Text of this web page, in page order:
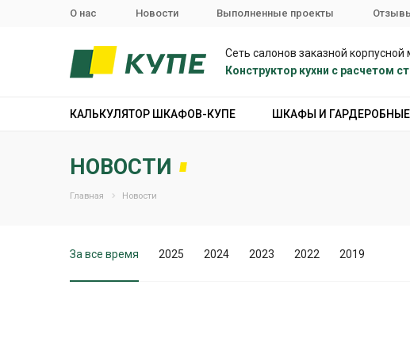
О нас Новости Выполненные проекты
Сеть салонов заказной корпусной
Конструктор кухни с расчетом
КАЛЬКУЛЯТОР ШКАФОВ-КУПЕ ШКАФЫ И ГАРДЕРОБНЫЕ
НОВОСТИ
Главная Новости
За все время 2025 2024 2023 2022 2019